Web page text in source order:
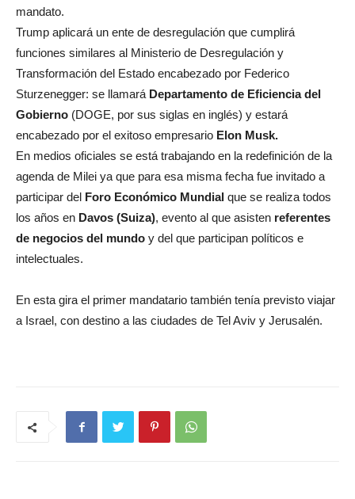
mandato.
Trump aplicará un ente de desregulación que cumplirá
funciones similares al Ministerio de Desregulación y
Transformación del Estado encabezado por Federico
Sturzenegger: se llamará Departamento de Eficiencia del
Gobierno (DOGE, por sus siglas en inglés) y estará
encabezado por el exitoso empresario Elon Musk.
En medios oficiales se está trabajando en la redefinición de la
agenda de Milei ya que para esa misma fecha fue invitado a
participar del Foro Económico Mundial que se realiza todos
los años en Davos (Suiza), evento al que asisten referentes
de negocios del mundo y del que participan políticos e
intelectuales.
En esta gira el primer mandatario también tenía previsto viajar
a Israel, con destino a las ciudades de Tel Aviv y Jerusalén.